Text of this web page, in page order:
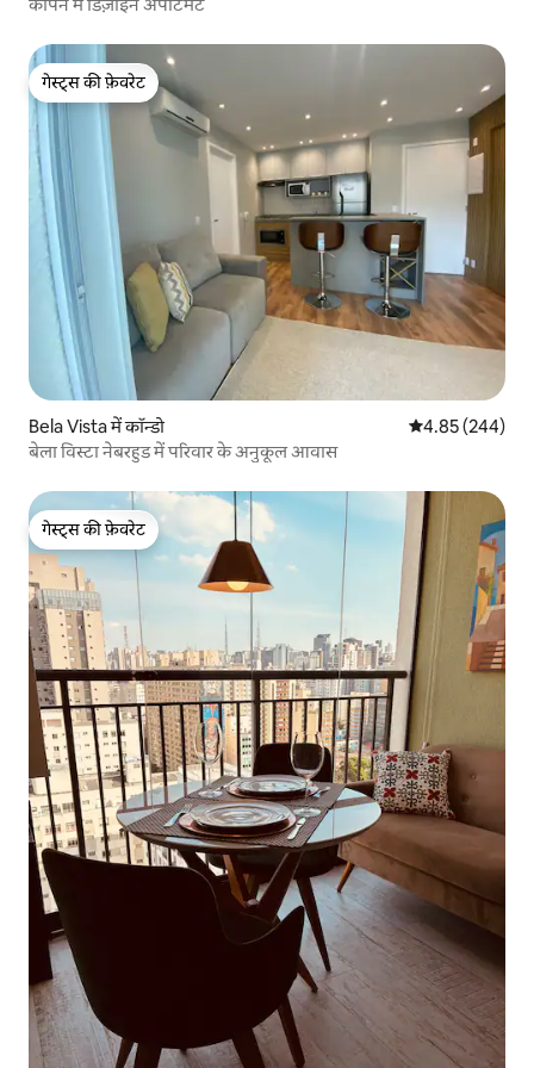
गेस्ट्स की फ़ेवरेट
गेस्ट्स की फ़ेवरेट
Bela Vista में कॉन्डो औसत रेटिंग 5 में से
4.85 (244)
बेला विस्टा नेबरहुड में परिवार के अनुकूल आवास
गेस्ट्स की फ़ेवरेट
गेस्ट्स की फ़ेवरेट